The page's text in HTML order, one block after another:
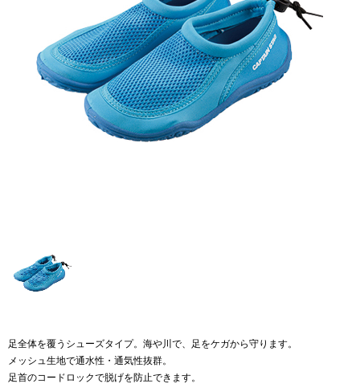
足全体を覆うシューズタイプ。海や川で、足をケガから守ります。
メッシュ生地で通水性・通気性抜群。
足首のコードロックで脱げを防止できます。